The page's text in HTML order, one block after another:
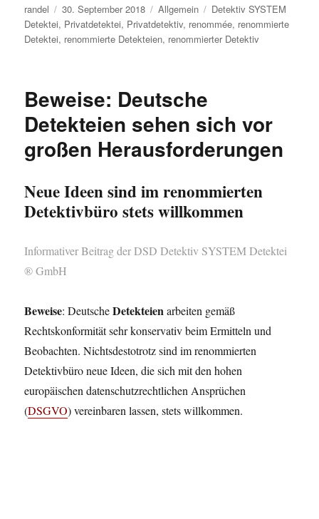
Autor
randel
Veröffentlicht
am
30. September 2018 Kategorien
Allgemein Schlagwörter
Detektiv SYSTEM
Detektei, Privatdetektei, Privatdetektiv, renommée, renommierte
Detektei, renommierte Detekteien, renommierter Detektiv
Beweise: Deutsche
Detekteien sehen sich vor
großen Herausforderungen
Neue Ideen sind im renommierten
Detektivbüro stets willkommen
Informativer Beitrag der DSD Detektiv SYSTEM Detektei
® GmbH
Beweise: DeutscheDetekteien arbeiten gemäß
Rechtskonformität sehr konservativ beim Ermitteln und
Beobachten. Nichtsdestotrotz sind im renommierten
Detektivbüro neue Ideen, die sich mit den hohen
europäischen datenschutzrechtlichen Ansprüchen
(DSGVO) vereinbaren lassen, stets willkommen.